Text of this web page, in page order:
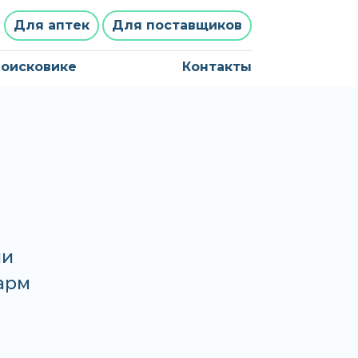
Для аптек Для поставщиков
Контакты